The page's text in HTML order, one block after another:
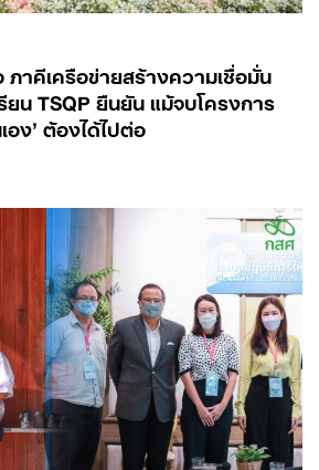
าคีเครือข่ายสร้างความเชื่อมั่น
ยน TSQP ยืนยัน แม้จบโครงการ
ง’ ต้องได้ไปต่อ